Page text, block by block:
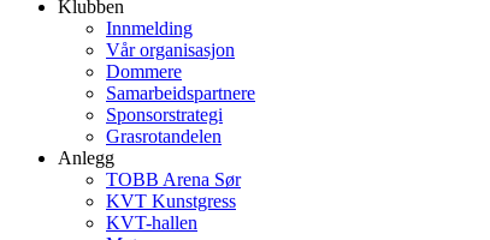
Klubben
Innmelding
Vår organisasjon
Dommere
Samarbeidspartnere
Sponsorstrategi
Grasrotandelen
Anlegg
TOBB Arena Sør
KVT Kunstgress
KVT-hallen